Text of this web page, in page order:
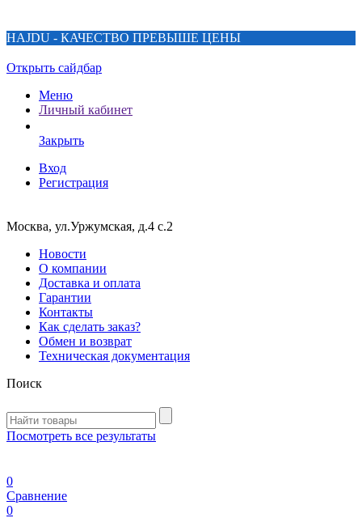
HAJDU - КАЧЕСТВО ПРЕВЫШЕ ЦЕНЫ
Открыть сайдбар
Меню
Личный кабинет
Закрыть
Вход
Регистрация
Москва, ул.Уржумская, д.4 с.2
Новости
О компании
Доставка и оплата
Гарантии
Контакты
Как сделать заказ?
Обмен и возврат
Техническая документация
Поиск
Посмотреть все результаты
0
Сравнение
0